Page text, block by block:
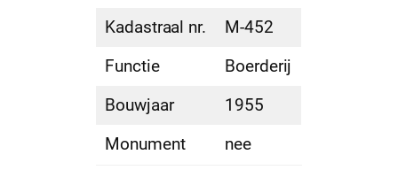
Kadastraal nr.
M-452
Functie
Boerderij
Bouwjaar
1955
Monument
nee